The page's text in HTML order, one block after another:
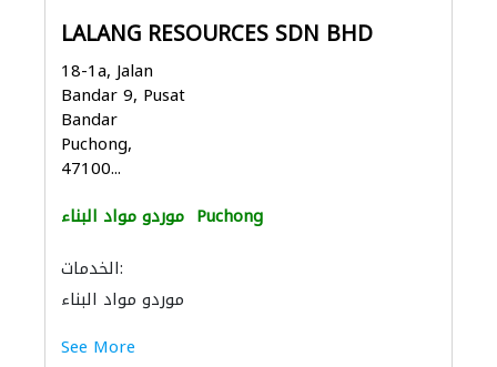
LALANG RESOURCES SDN BHD
18-1a, Jalan
Bandar 9, Pusat
Bandar
Puchong,
47100...
موردو مواد البناء Puchong
الخدمات:
موردو مواد البناء
See More